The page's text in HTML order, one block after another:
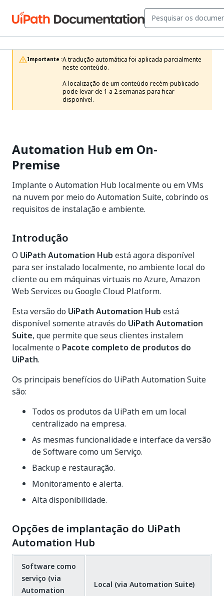
Importante :A tradução automática foi aplicada parcialmente
neste conteúdo.
A localização de um conteúdo recém-publicado
pode levar de 1 a 2 semanas para ficar
disponível.
Automation Hub em On-
Premise
Implante o Automation Hub localmente ou em VMs
na nuvem por meio do Automation Suite, cobrindo os
requisitos de instalação e ambiente.
Introdução
O UiPath Automation Hub está agora disponível
para ser instalado localmente, no ambiente local do
cliente ou em máquinas virtuais no Azure, Amazon
Web Services ou Google Cloud Platform​.
Esta versão do UiPath Automation Hub está
disponível somente através do UiPath Automation
Suite, que permite que seus clientes instalem
localmente o Pacote completo de produtos do
UiPath.
Os principais benefícios do UiPath Automation Suite
são:
Todos os produtos da UiPath em um local
centralizado na empresa.​
As mesmas funcionalidade e interface da versão
de Software como um Serviço.​
Backup e restauração.
Monitoramento e alerta.​
Alta disponibilidade.
Opções de implantação do UiPath
Automation Hub
Software como
serviço (via
Automation
Local (via Automation Suite)